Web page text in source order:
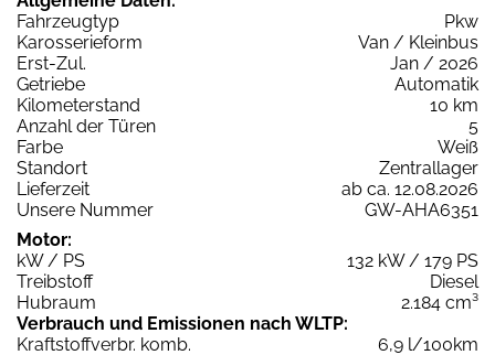
Fahrzeugtyp
Pkw
Karosserieform
Van / Kleinbus
Erst-Zul.
Jan / 2026
Getriebe
Automatik
Kilometerstand
10 km
Anzahl der Türen
5
Farbe
Weiß
Standort
Zentrallager
Lieferzeit
ab ca. 12.08.2026
Unsere Nummer
GW-AHA6351
Motor:
kW / PS
132 kW / 179 PS
Treibstoff
Diesel
Hubraum
2.184 cm³
Verbrauch und Emissionen nach WLTP:
Kraftstoffverbr. komb.
6,9 l/100km